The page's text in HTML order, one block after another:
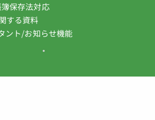
保存法対応
する資料
ント/お知らせ機能